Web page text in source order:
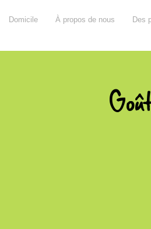
Domicile À propos de nous Des